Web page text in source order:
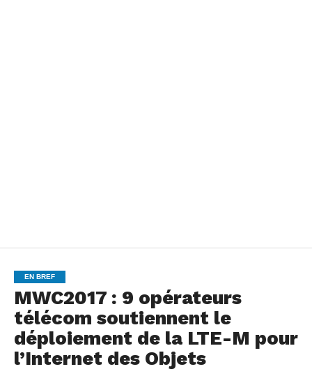
EN BREF
MWC2017 : 9 opérateurs
télécom soutiennent le
déploiement de la LTE-M pour
l’Internet des Objets